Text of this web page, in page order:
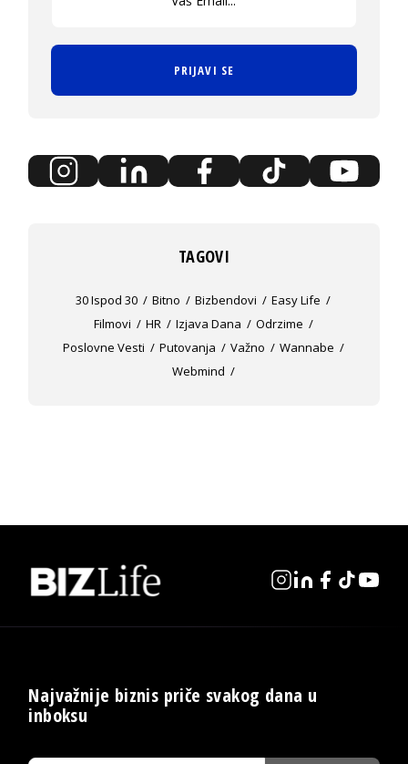
PRIJAVI SE
TAGOVI
30 Ispod 30 Bitno Bizbendovi
Easy Life
Filmovi
HR Izjava Dana
Odrzime
Poslovne Vesti
Putovanja Važno
Wannabe
Webmind
Najvažnije biznis priče svakog dana u
inboksu